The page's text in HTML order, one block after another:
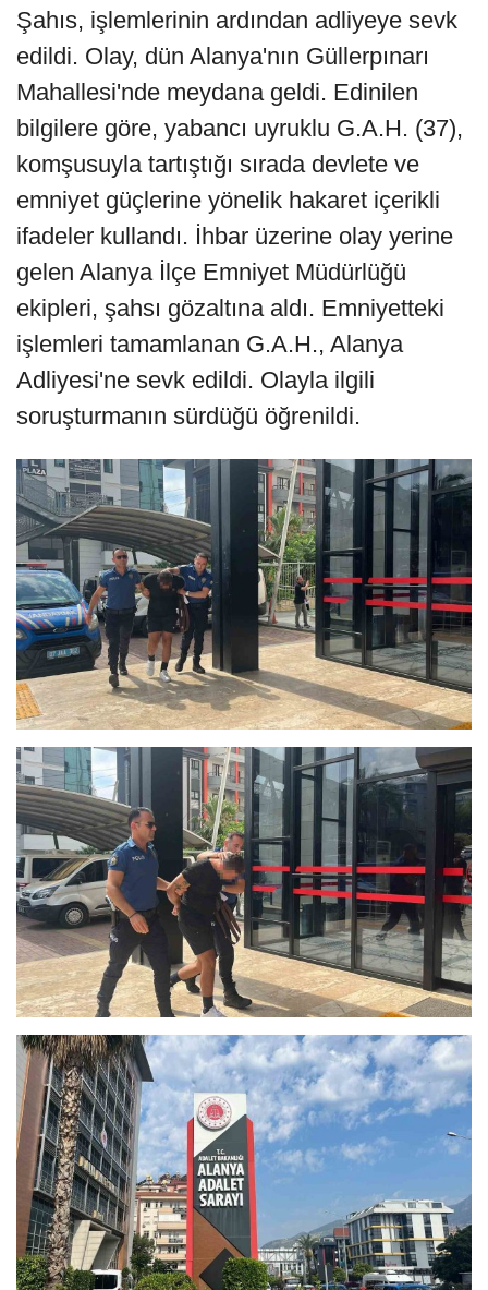
Şahıs, işlemlerinin ardından adliyeye sevk
edildi. Olay, dün Alanya'nın Güllerpınarı
Mahallesi'nde meydana geldi. Edinilen
bilgilere göre, yabancı uyruklu G.A.H. (37),
komşusuyla tartıştığı sırada devlete ve
emniyet güçlerine yönelik hakaret içerikli
ifadeler kullandı. İhbar üzerine olay yerine
gelen Alanya İlçe Emniyet Müdürlüğü
ekipleri, şahsı gözaltına aldı. Emniyetteki
işlemleri tamamlanan G.A.H., Alanya
Adliyesi'ne sevk edildi. Olayla ilgili
soruşturmanın sürdüğü öğrenildi.